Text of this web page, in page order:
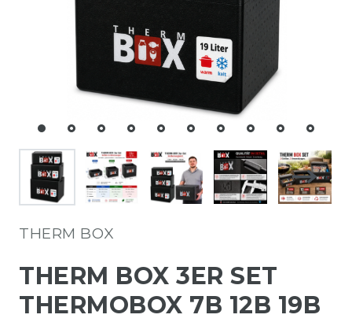
THERM BOX
THERM BOX 3ER SET
THERMOBOX 7B 12B 19B